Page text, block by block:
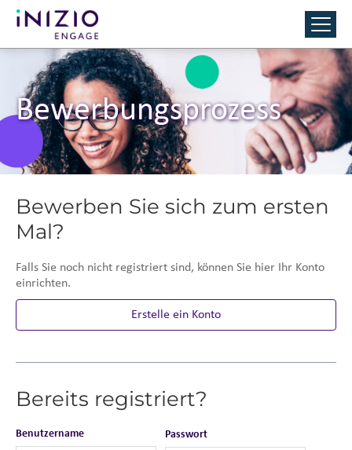
Bewerbungsprozess
Bewerben Sie sich zum ersten
Mal?
Falls Sie noch nicht registriert sind, können Sie hier Ihr Konto
einrichten.
Erstelle ein Konto
Bereits registriert?
Benutzername Passwort